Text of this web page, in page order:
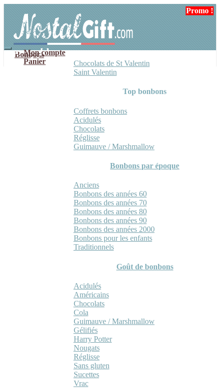
navigation
contenu
Mon compte
Panier
Bonbons
Chocolats de St Valentin
Saint Valentin
Top bonbons
Coffrets bonbons
Acidulés
Chocolats
Réglisse
Guimauve / Marshmallow
Bonbons par époque
Anciens
Bonbons des années 60
Bonbons des années 70
Bonbons des années 80
Bonbons des années 90
Bonbons des années 2000
Bonbons pour les enfants
Traditionnels
Goût de bonbons
Acidulés
Américains
Chocolats
Cola
Guimauve / Marshmallow
Gélifiés
Harry Potter
Nougats
Réglisse
Sans gluten
Sucettes
Vrac
Promo !
Promo !